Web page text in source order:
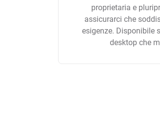
proprietaria e
assicurarci che
esigenze. Disponibile
desktop che